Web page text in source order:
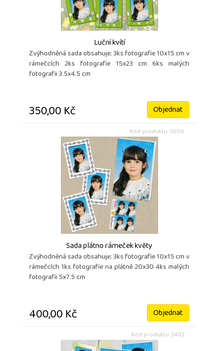
Luční kvítí
Zvýhodněná sada obsahuje: 3ks fotografie 10x15 cm v
rámečcích 2ks fotografie 15x23 cm 6ks malých
fotografii 3.5x4.5 cm
350,00 Kč Objednat
Kód produktu: 3090
Sada plátno rámeček květy
Zvýhodněná sada obsahuje: 3ks fotografie 10x15 cm v
rámečcích 1ks fotografie na plátně 20x30 4ks malých
fotografii 5x7.5 cm
400,00 Kč Objednat
Kód produktu: 3402